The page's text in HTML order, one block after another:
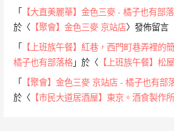
「
【大直美麗華】金色三麥 - 橘子也有部
於〈 【聚會】金色三麥 京站店〉發佈留言
「
【上班族午餐】紅巷，西門町巷弄裡的
橘子也有部落格 」於〈 【上班族午餐】松
「
【聚會】金色三麥 京站店 - 橘子也有部
於〈 【市民大道居酒屋】東京。酒食製作所